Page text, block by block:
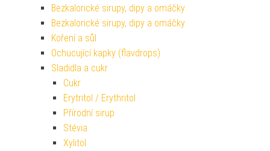
Bezkalorické sirupy, dipy a omáčky
Bezkalorické sirupy, dipy a omáčky
Koření a sůl
Ochucující kapky (flavdrops)
Sladidla a cukr
Cukr
Erytritol / Erythritol
Přírodní sirup
Stévia
Xylitol